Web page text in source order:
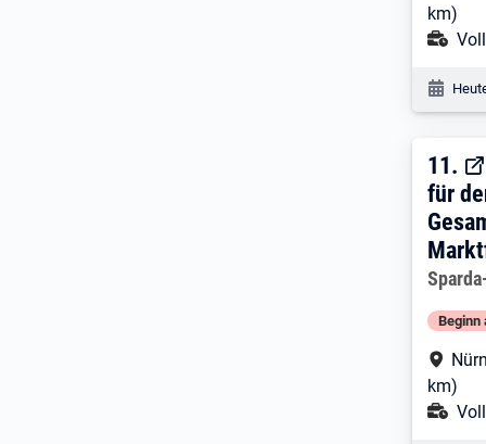
km)
11.
11.
für
Beginn
km)